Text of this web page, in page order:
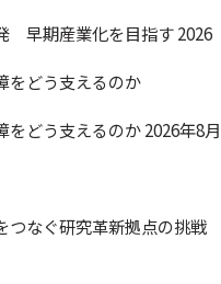
早期産業化を目指す2026
をどう支えるのか
をどう支えるのか2026年8月
なぐ研究革新拠点の挑戦